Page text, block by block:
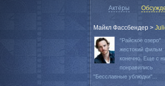
Актёры
Майкл Фассбендер >
"Райское озеро"
жестокий фильм
конечно. Еще с
понравились
"Бесславные ублюдки"...